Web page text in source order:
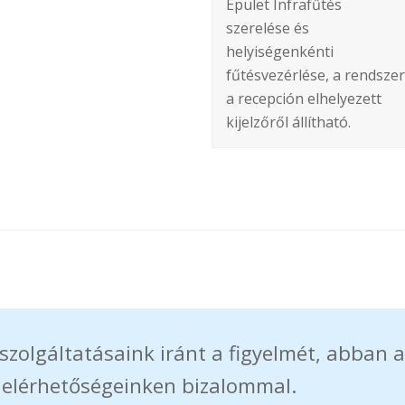
Épület Infrafűtés
szerelése és
helyiségenkénti
fűtésvezérlése, a rendszer
a recepción elhelyezett
kijelzőről állítható.
iránt a figyelmét, abban
bizalommal.